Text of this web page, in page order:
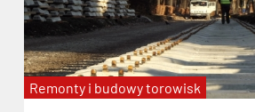
Remonty i budowy torowisk